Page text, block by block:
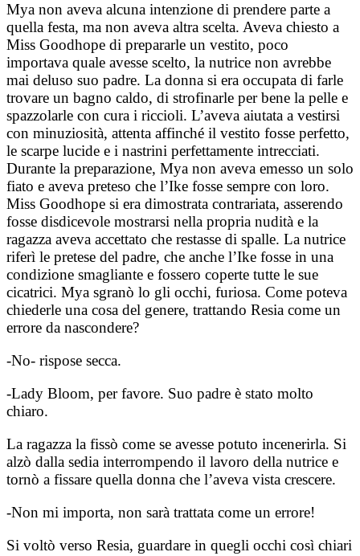
Mya non aveva alcuna intenzione di prendere parte a
quella festa, ma non aveva altra scelta. Aveva chiesto a
Miss Goodhope di prepararle un vestito, poco
importava quale avesse scelto, la nutrice non avrebbe
mai deluso suo padre. La donna si era occupata di farle
trovare un bagno caldo, di strofinarle per bene la pelle e
spazzolarle con cura i riccioli. L’aveva aiutata a vestirsi
con minuziosità, attenta affinché il vestito fosse perfetto,
le scarpe lucide e i nastrini perfettamente intrecciati.
Durante la preparazione, Mya non aveva emesso un solo
fiato e aveva preteso che l’Ike fosse sempre con loro.
Miss Goodhope si era dimostrata contrariata, asserendo
fosse disdicevole mostrarsi nella propria nudità e la
ragazza aveva accettato che restasse di spalle. La nutrice
riferì le pretese del padre, che anche l’Ike fosse in una
condizione smagliante e fossero coperte tutte le sue
cicatrici. Mya sgranò lo gli occhi, furiosa. Come poteva
chiederle una cosa del genere, trattando Resia come un
errore da nascondere?
-No- rispose secca.
-Lady Bloom, per favore. Suo padre è stato molto
chiaro.
La ragazza la fissò come se avesse potuto incenerirla. Si
alzò dalla sedia interrompendo il lavoro della nutrice e
tornò a fissare quella donna che l’aveva vista crescere.
-Non mi importa, non sarà trattata come un errore!
Si voltò verso Resia, guardare in quegli occhi così chiari